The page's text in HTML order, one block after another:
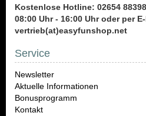
Kostenlose Hotline: 02654
08:00 Uhr - 16:00 Uhr oder per
vertrieb(at)easyfunshop.net
Service
Newsletter
Aktuelle Informationen
Bonusprogramm
Kontakt